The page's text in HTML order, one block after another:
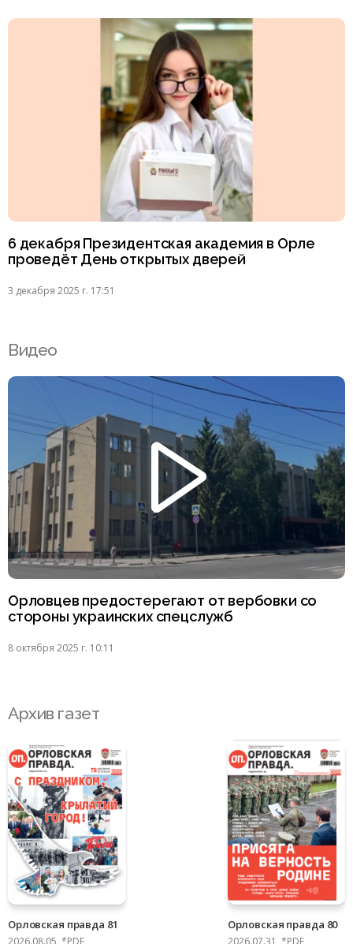
6 декабря Президентская академия в Орле
проведёт День открытых дверей
3 декабря 2025 г. 17:51
Видео
Орловцев предостерегают от вербовки со
стороны украинских спецслужб
8 октября 2025 г. 10:11
Архив газет
Орловская правда 81 Орловская правда 80